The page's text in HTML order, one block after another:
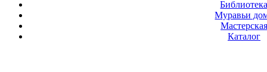
Муравьи
Мастерская
Каталог